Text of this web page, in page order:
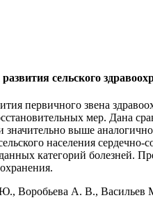
сельского
первичного звена
мер. Дана
выше
населения
категорий болезней.
Воробьева А. В., Васильев